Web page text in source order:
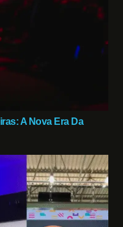
A Nova Era Da